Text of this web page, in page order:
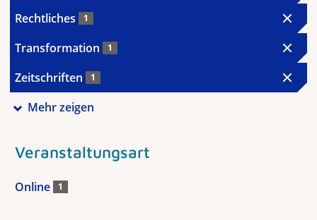
Rechtliches 1
Transformation 1
Zeitschriften 1
Mehr zeigen
Veranstaltungsart
Online 1